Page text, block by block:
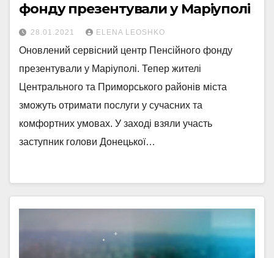
фонду презентували у Маріуполі
28.01.2021 ELENA LEOSHKO
Оновлений сервісний центр Пенсійного фонду
презентували у Маріуполі. Тепер жителі
Центрального та Приморського районів міста
зможуть отримати послуги у сучасних та
комфортних умовах. У заході взяли участь
заступник голови Донецької…